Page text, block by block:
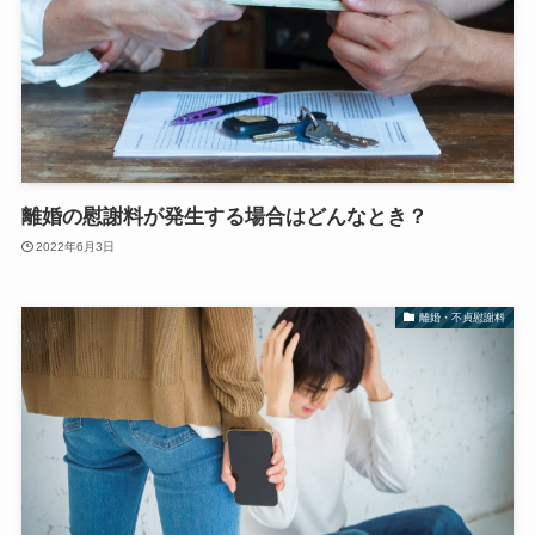
離婚の慰謝料が発生する場合はどんなとき？
2022年6月3日
離婚・不貞慰謝料